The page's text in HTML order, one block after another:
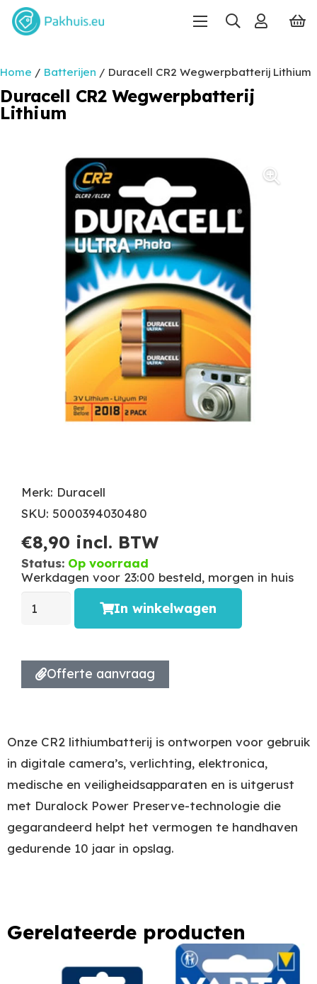
Home / Batterijen / Duracell CR2 Wegwerpbatterij Lithium
Duracell CR2 Wegwerpbatterij
Lithium
Merk: Duracell
SKU: 5000394030480
€8,90 incl. BTW
Status: Op voorraad
Werkdagen voor 23:00 besteld, morgen in huis
In winkelwagen
Offerte aanvraag
Onze CR2 lithiumbatterij is ontworpen voor gebruik
in digitale camera’s, verlichting, elektronica,
medische en veiligheidsapparaten en is uitgerust
met Duralock Power Preserve-technologie die
gegarandeerd helpt het vermogen te handhaven
gedurende 10 jaar in opslag.
Gerelateerde producten